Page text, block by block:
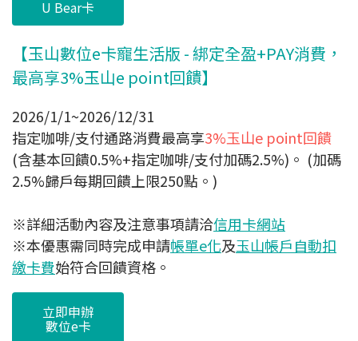
U Bear卡
【玉山數位e卡寵生活版 - 綁定全盈+PAY消費，
最高享3%玉山e point回饋】
2026/1/1~2026/12/31
指定咖啡/支付通路消費最高享3%玉山e point回饋
(含基本回饋0.5%+指定咖啡/支付加碼2.5%)。 (加碼
2.5%歸戶每期回饋上限250點。)
※詳細活動內容及注意事項請洽信用卡網站
※本優惠需同時完成申請帳單e化及玉山帳戶自動扣
繳卡費始符合回饋資格。
立即申辦
數位e卡